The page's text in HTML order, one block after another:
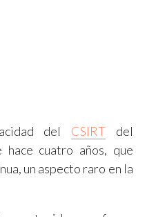
del CSIRT del
cuatro años, que
un aspecto raro en la